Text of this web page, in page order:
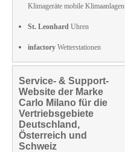
Klimageräte mobile Klimaanlagen
St. Leonhard Uhren
infactory Wetterstationen
Service- & Support-
Website der Marke
Carlo Milano für die
Vertriebsgebiete
Deutschland,
Österreich und
Schweiz